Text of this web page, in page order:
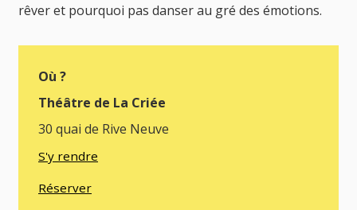
rêver et pourquoi pas danser au gré des émotions.
Où ?
Théâtre de La Criée
30 quai de Rive Neuve
S'y rendre
Réserver